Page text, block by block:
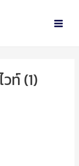
ท์ (1)